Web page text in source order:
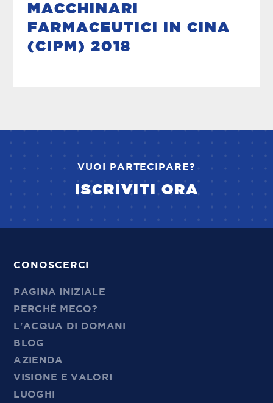
MACCHINARI
FARMACEUTICI IN CINA
(CIPM) 2018
VUOI PARTECIPARE?
ISCRIVITI ORA
CONOSCERCI
PAGINA INIZIALE
PERCHÉ MECO?
L'ACQUA DI DOMANI
BLOG
AZIENDA
VISIONE E VALORI
LUOGHI